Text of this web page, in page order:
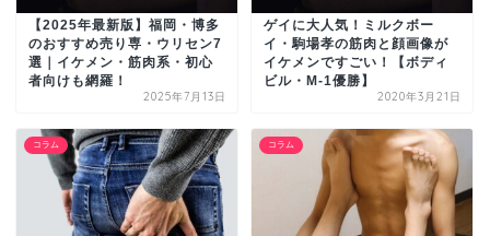
【2025年最新版】福岡・博多
のおすすめ売り専・ウリセン7
選｜イケメン・筋肉系・初心
者向けも網羅！
2025年7月13日
ゲイに大人気！ミルクボー
イ・駒場孝の筋肉と顔画像が
イケメンですごい！【ボディ
ビル・M-1優勝】
2020年3月21日
コラム コラム